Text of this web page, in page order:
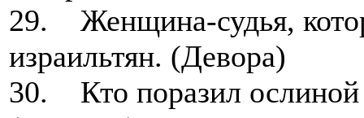
29. Женщина-судья,
израильтян. (Девора)
30. Кто поразил ослиной